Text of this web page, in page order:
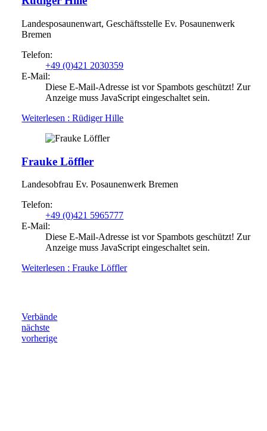
Landesposaunenwart, Geschäftsstelle Ev. Posaunenwerk
Bremen
Telefon:
+49 (0)421 2030359
E-Mail:
Diese E-Mail-Adresse ist vor Spambots geschützt! Zur
Anzeige muss JavaScript eingeschaltet sein.
Weiterlesen : Rüdiger Hille
Frauke Löffler
Landesobfrau Ev. Posaunenwerk Bremen
Telefon:
+49 (0)421 5965777
E-Mail:
Diese E-Mail-Adresse ist vor Spambots geschützt! Zur
Anzeige muss JavaScript eingeschaltet sein.
Weiterlesen : Frauke Löffler
Verbände
nächste
vorherige